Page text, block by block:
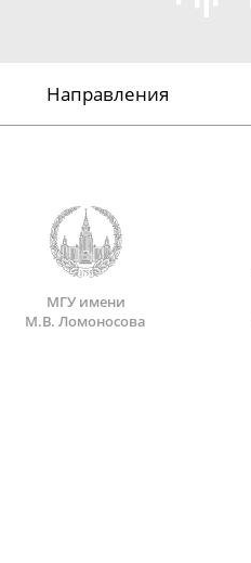
Направления
МГУ имени
М.В. Ломоносова